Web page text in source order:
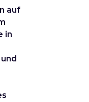
auf
in
und